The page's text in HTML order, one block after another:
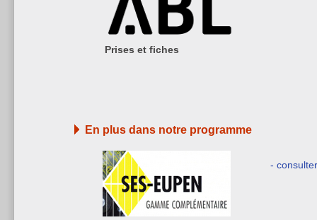
Prises et fiches
En plus dans notre programme
-